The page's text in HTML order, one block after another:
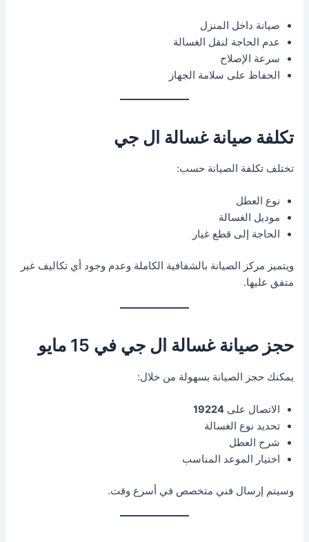
صيانة داخل المنزل
عدم الحاجة لنقل الغسالة
سرعة الإصلاح
الحفاظ على سلامة الجهاز
تكلفة صيانة غسالة ال جي
تختلف تكلفة الصيانة حسب:
نوع العطل
موديل الغسالة
الحاجة إلى قطع غيار
ويتميز مركز الصيانة بالشفافية الكاملة وعدم وجود أي تكاليف غير
متفق عليها.
حجز صيانة غسالة ال جي في 15 مايو
يمكنك حجز الصيانة بسهولة من خلال:
الاتصال على19224
تحديد نوع الغسالة
شرح العطل
اختيار الموعد المناسب
وسيتم إرسال فني متخصص في أسرع وقت.